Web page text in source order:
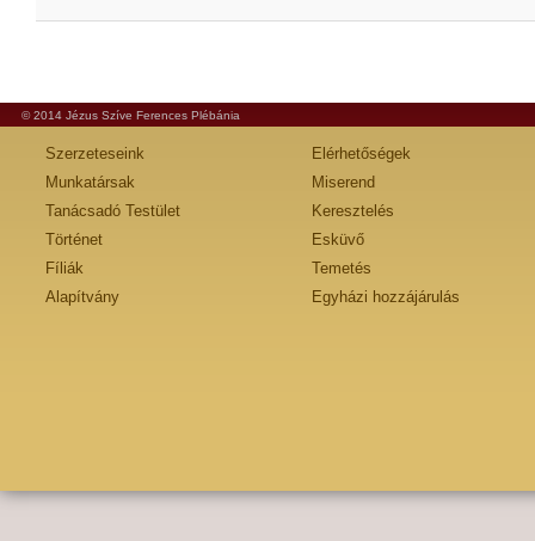
© 2014 Jézus Szíve Ferences Plébánia
Szerzeteseink
Munkatársak
Tanácsadó Testület
Történet
Fíliák
Alapítvány
Elérhetőségek
Miserend
Keresztelés
Esküvő
Temetés
Egyházi hozzájárulás